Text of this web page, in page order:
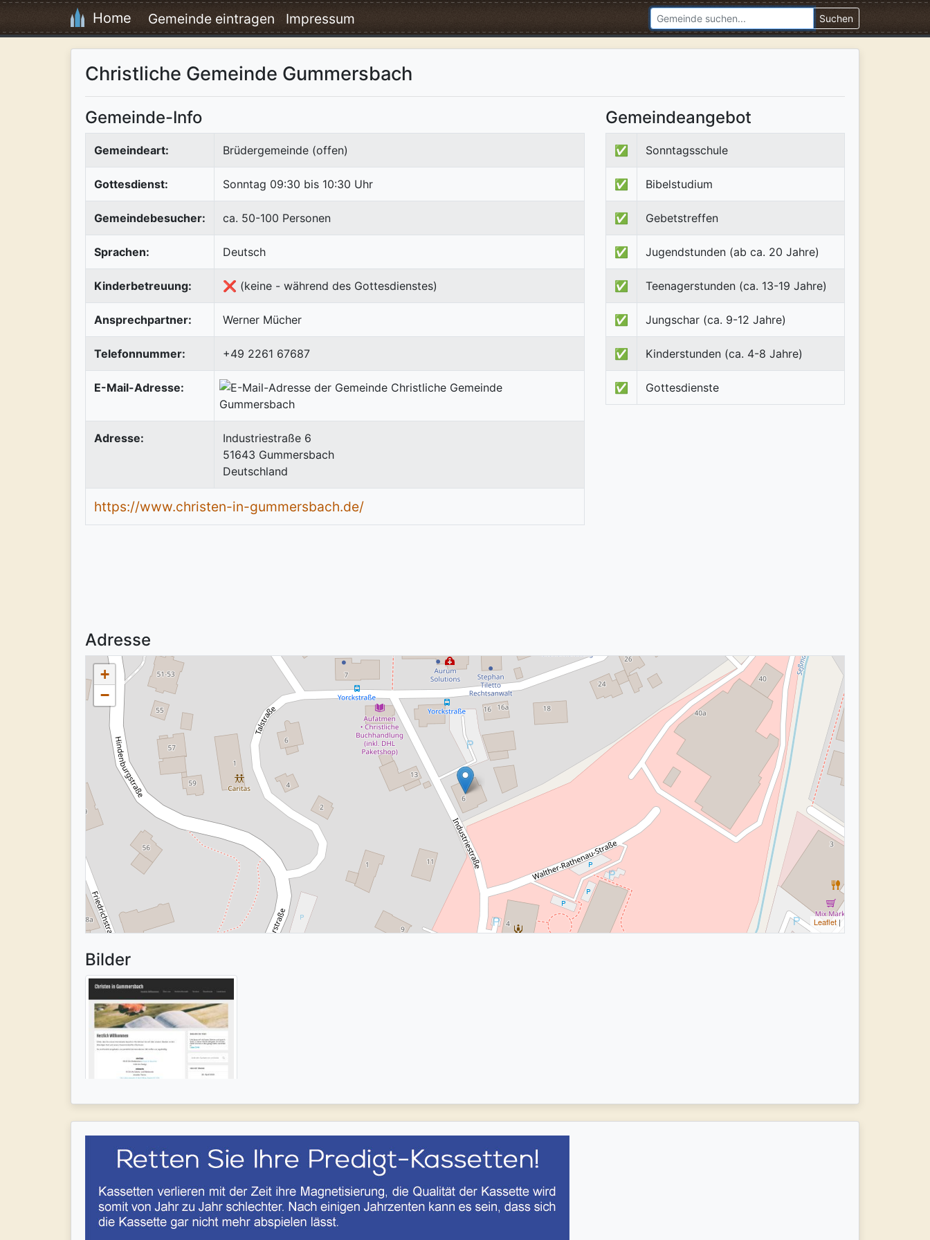
Home Gemeinde eintragen Impressum Suchen
Christliche Gemeinde Gummersbach
Gemeinde-Info
Gemeindeart: Brüdergemeinde (offen)
Gottesdienst: Sonntag 09:30 bis 10:30 Uhr
Gemeindebesucher: ca. 50-100 Personen
Sprachen: Deutsch
Kinderbetreuung: ❌ (keine - während des Gottesdienstes)
Ansprechpartner: Werner Mücher
Telefonnummer: +49 2261 67687
E-Mail-Adresse:
Adresse:
Industriestraße 6
51643 Gummersbach
Deutschland
https://www.christen-in-gummersbach.de/
Gemeindeangebot
✅ Sonntagsschule
✅ Bibelstudium
✅ Gebetstreffen
✅ Jugendstunden (ab ca. 20 Jahre)
✅ Teenagerstunden (ca. 13-19 Jahre)
✅ Jungschar (ca. 9-12 Jahre)
✅ Kinderstunden (ca. 4-8 Jahre)
✅ Gottesdienste
Adresse
+
−
Leaflet |
Bilder